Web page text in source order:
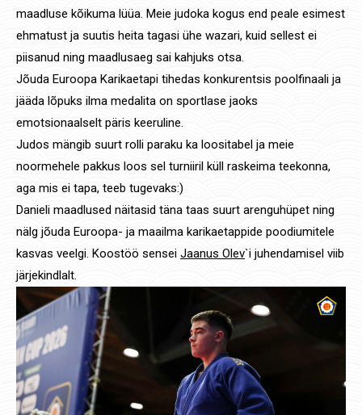
maadluse kõikuma lüüa. Meie judoka kogus end peale esimest
ehmatust ja suutis heita tagasi ühe wazari, kuid sellest ei
piisanud ning maadlusaeg sai kahjuks otsa.
Jõuda Euroopa Karikaetapi tihedas konkurentsis poolfinaali ja
jääda lõpuks ilma medalita on sportlase jaoks
emotsionaalselt päris keeruline.
Judos mängib suurt rolli paraku ka loositabel ja meie
noormehele pakkus loos sel turniiril küll raskeima teekonna,
aga mis ei tapa, teeb tugevaks:)
Danieli maadlused näitasid täna taas suurt arenguhüpet ning
nälg jõuda Euroopa- ja maailma karikaetappide poodiumitele
kasvas veelgi. Koostöö sensei Jaanus Olev`i juhendamisel viib
järjekindlalt.